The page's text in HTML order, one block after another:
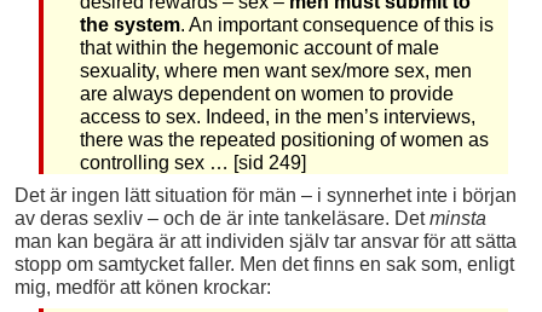
the system. An important consequence of this is
that within the hegemonic account of male
sexuality, where men want sex/more sex, men
are always dependent on women to provide
access to sex. Indeed, in the men’s interviews,
there was the repeated positioning of women as
controlling sex … [sid 249]
Det är ingen lätt situation för män – i synnerhet inte i början
av deras sexliv – och de är inte tankeläsare. Detminsta
man kan begära är att individen själv tar ansvar för att sätta
stopp om samtycket faller. Men det finns en sak som, enligt
mig, medför att könen krockar: